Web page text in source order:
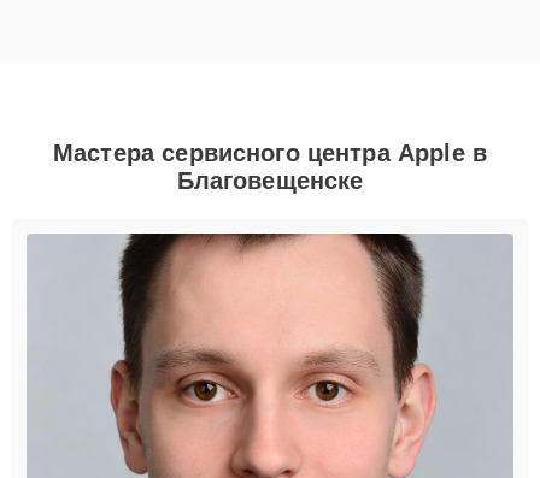
Мастера сервисного центра Apple в
Благовещенске